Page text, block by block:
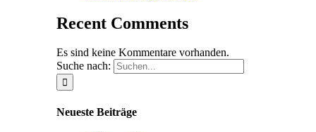
Recent Comments
Es sind keine Kommentare vorhanden.
Suche nach:
Neueste Beiträge